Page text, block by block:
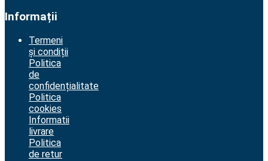
Informații
Termeni
și condiții
Politica
de
confidențialitate
Politica
cookies
Informatii
livrare
Politica
de retur